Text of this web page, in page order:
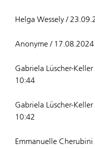
Helga Wessely /
Anonyme / 17.08.2024
Gabriela Lüscher-
10:44
Gabriela Lüscher-
10:42
Emmanuelle